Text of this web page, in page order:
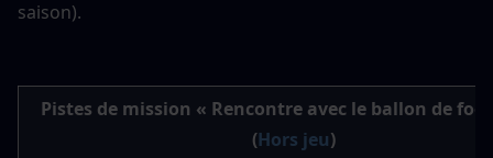
saison).
Pistes de mission « Rencontre avec le ballon de
(Hors jeu)